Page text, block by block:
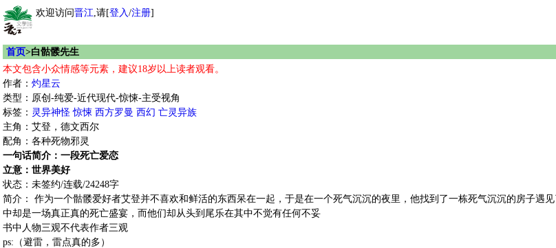
欢迎访问晋江,请[登入/注册]
首页>白骷髅先生
本文包含小众情感等元素，建议18岁以上读者观看。
作者： 灼星云
类型：原创-纯爱-近代现代-惊悚-主受视角
标签： 灵异神怪 惊悚 西方罗曼 西幻 亡灵异族
主角：艾登，德文西尔
配角：各种死物邪灵
一句话简介：一段死亡爱恋
立意：世界美好
状态：未签约/连载/24248字
简介： 作为一个骷髅爱好者艾登并不喜欢和鲜活的东西呆在一起，于是在一个死气沉沉的夜里，他找到了一栋死气沉沉的房子遇
中却是一场真正真的死亡盛宴，而他们却从头到尾乐在其中不觉有任何不妥
书中人物三观不代表作者三观
ps:（避雷，雷点真的多）